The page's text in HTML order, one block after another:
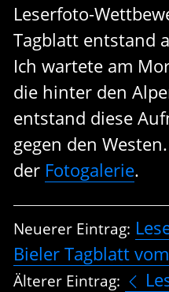
Leserfoto-
Tagblatt entstand
Ich wartete am
die hinter den
entstand diese
gegen den
der Fotogalerie.
Neuerer Eintrag:
Bieler Tagblatt
Älterer Eintrag: